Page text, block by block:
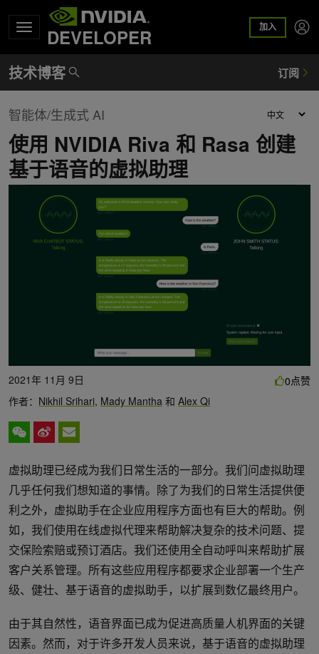
DEVELOPER 加入
智能体/生成式 AI
使用 NVIDIA Riva 和 Rasa 创建
基于语音的虚拟助理
2021年 11月 9日
作者： Nikhil Srihari, Mady Mantha 和 Alex Qi
0点赞
虚拟助理已经成为我们日常生活的一部分。我们问虚拟助理
几乎任何我们想知道的事情。除了为我们的日常生活提供便
利之外，虚拟助手在企业应用程序方面也有巨大的帮助。例
如，我们使用在线虚拟代理来帮助解决复杂的技术问题、提
交保险索赔或预订酒店。我们还使用全自动呼叫来帮助扩展
客户关系管理。所有这些应用程序都要求企业部署一个生产
级、健壮、基于语音的虚拟助手，以扩展到数亿最终用户。
由于其自然性，语音界面已成为促进高质量人机界面的关键
因素。然而，对于许多开发人员来说，基于语音的虚拟助理